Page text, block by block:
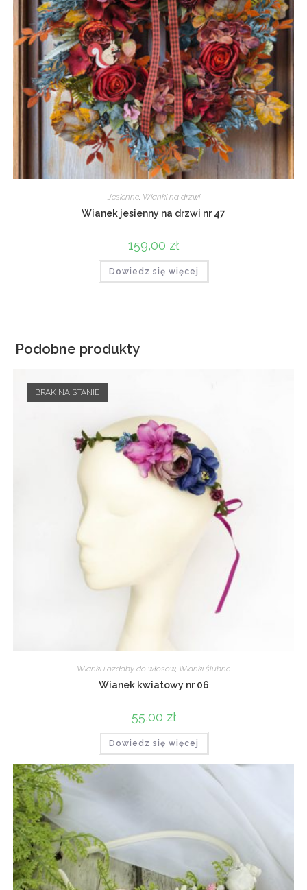
Jesienne, Wianki na drzwi
Wianek jesienny na drzwi nr 47
159,00 zł
Dowiedz się więcej
Podobne produkty
BRAK NA STANIE
Wianki i ozdoby do włosów, Wianki ślubne
Wianek kwiatowy nr 06
55,00 zł
Dowiedz się więcej